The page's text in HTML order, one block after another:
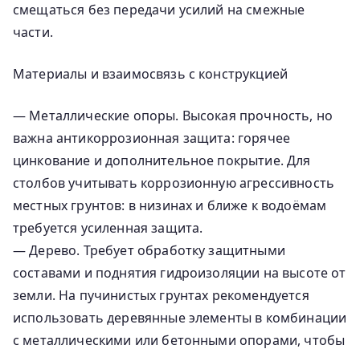
смещаться без передачи усилий на смежные
части.
Материалы и взаимосвязь с конструкцией
— Металлические опоры. Высокая прочность, но
важна антикоррозионная защита: горячее
цинкование и дополнительное покрытие. Для
столбов учитывать коррозионную агрессивность
местных грунтов: в низинах и ближе к водоёмам
требуется усиленная защита.
— Дерево. Требует обработку защитными
составами и поднятия гидроизоляции на высоте от
земли. На пучинистых грунтах рекомендуется
использовать деревянные элементы в комбинации
с металлическими или бетонными опорами, чтобы